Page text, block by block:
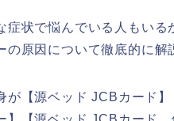
症状で悩んでいる人もい
の原因について徹底的に解
が【源ベッド JCBカード